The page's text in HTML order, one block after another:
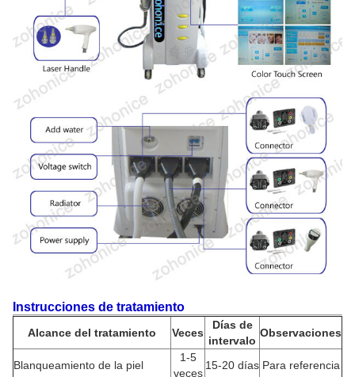
Instrucciones de tratamiento
Alcance del tratamiento Veces
Días de
intervalo
Observaciones
Blanqueamiento de la piel
1-5
veces
15-20 días Para referencia